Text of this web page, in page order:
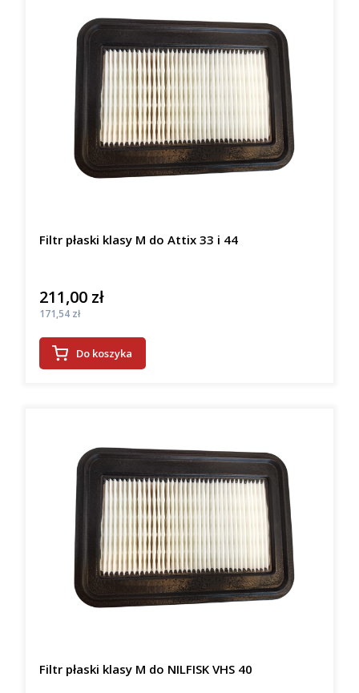
Filtr płaski klasy M do Attix 33 i 44
Cena
211,00 zł
Cena
171,54 zł
Do koszyka
Filtr płaski klasy M do NILFISK VHS 40